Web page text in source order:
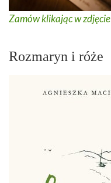
Zamów klikając w zdjęcie
Rozmaryn i róże